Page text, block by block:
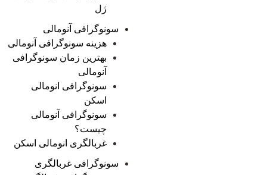
ژل
سونوگرافی آنومالی
هزینه سونوگرافی آنومالی
بهترین زمان سونوگرافی
آنومالی
سونوگرافی انومالی
اسکن
سونوگرافی آنومالی
چیست؟
غربالگری انومالی اسکن
سونوگرافی غربالگری